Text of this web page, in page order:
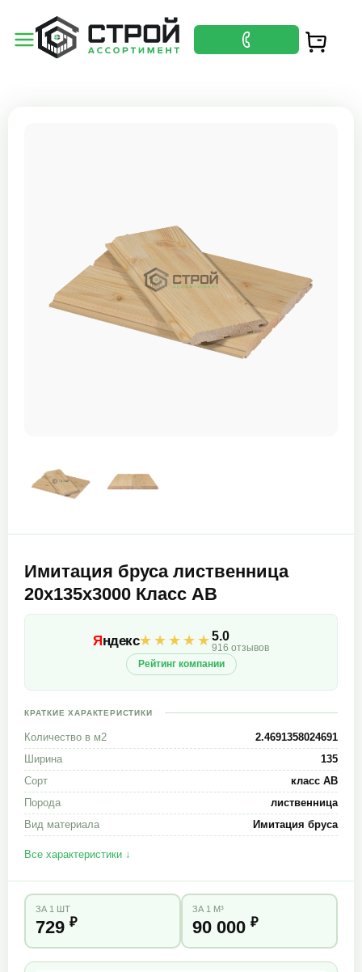
Имитация бруса лиственница
20х135х3000 Класс АВ
Яндекс★★★★★5.0
916 отзывов
Рейтинг компании
КРАТКИЕ ХАРАКТЕРИСТИКИ
Количество в м2
2.4691358024691
Ширина
135
Сорт
класс АВ
Порода
лиственница
Вид материала
Имитация бруса
Все характеристики ↓
ЗА 1 ШТ
729 ₽
ЗА 1 М³
90 000 ₽